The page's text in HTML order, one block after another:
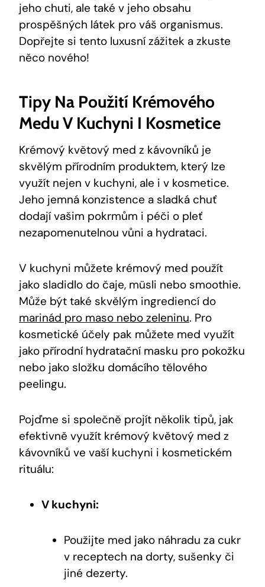
jeho chuti, ale také v jeho obsahu
prospěšných látek pro váš organismus.
Dopřejte si tento luxusní zážitek a zkuste
něco nového!
Tipy Na Použití Krémového
Medu V Kuchyni I Kosmetice
Krémový květový med z kávovníků je
skvělým přírodním produktem, který lze
využít nejen v kuchyni, ale i v kosmetice.
Jeho jemná konzistence a sladká chuť
dodají vašim pokrmům i péči o pleť
nezapomenutelnou vůni a hydrataci.
V kuchyni můžete krémový med použít
jako sladidlo do čaje, müsli nebo smoothie.
Může být také skvělým ingrediencí do
marinád pro maso nebo zeleninu. Pro
kosmetické účely pak můžete med využít
jako přírodní hydratační masku pro pokožku
nebo jako složku domácího tělového
peelingu.
Pojďme si společně projít několik tipů, jak
efektivně využít krémový květový med z
kávovníků ve vaší kuchyni i kosmetickém
rituálu:
V kuchyni:
Použijte med jako náhradu za cukr
v receptech na dorty, sušenky či
jiné dezerty.